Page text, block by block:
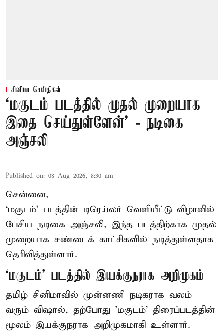
சினிமா செய்திகள்
‘மகுடம் படத்தில் முதல் முறையாக
இதை செய்துள்ளேன்’ - நடிகை
அஞ்சலி
Published on: 08 Aug 2026, 8:30 am
சென்னை,
‘மகுடம்’ படத்தின் டிரெய்லர் வெளியீட்டு விழாவில்
பேசிய நடிகை அஞ்சலி, இந்த படத்திற்காக முதல்
முறையாக சண்டைக் காட்சிகளில் நடித்துள்ளதாக
தெரிவித்துள்ளார்.
‘மகுடம்’ படத்தில் இயக்குநராக அறிமுகம்
தமிழ் சினிமாவில் முன்னணி நடிகராக வலம்
வரும் விஷால், தற்போது 'மகுடம்' திரைப்படத்தின்
மூலம் இயக்குநராக அறிமுகமாகி உள்ளார்.